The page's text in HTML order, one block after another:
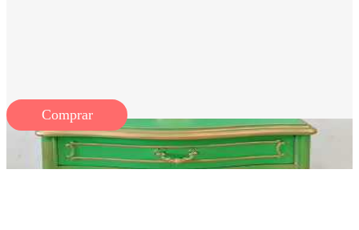
Comprar